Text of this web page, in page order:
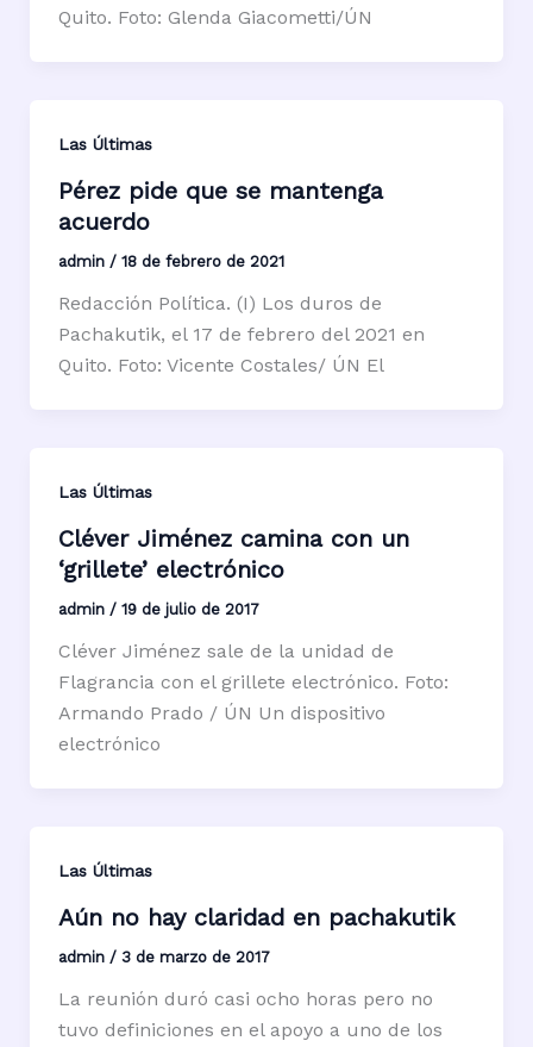
Quito. Foto: Glenda Giacometti/ÚN
Las Últimas
Pérez pide que se mantenga
acuerdo
admin / 18 de febrero de 2021
Redacción Política. (I) Los duros de
Pachakutik, el 17 de febrero del 2021 en
Quito. Foto: Vicente Costales/ ÚN El
Las Últimas
Cléver Jiménez camina con un
‘grillete’ electrónico
admin / 19 de julio de 2017
Cléver Jiménez sale de la unidad de
Flagrancia con el grillete electrónico. Foto:
Armando Prado / ÚN Un dispositivo
electrónico
Las Últimas
Aún no hay claridad en pachakutik
admin / 3 de marzo de 2017
La reunión duró casi ocho horas pero no
tuvo definiciones en el apoyo a uno de los